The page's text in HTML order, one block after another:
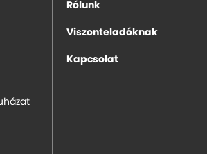
Rólunk
Viszonteladóknak
Kapcsolat